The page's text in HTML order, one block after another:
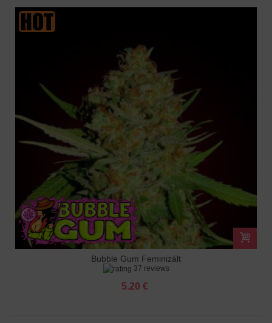
Bubble Gum Feminizált
37 reviews
5.20 €